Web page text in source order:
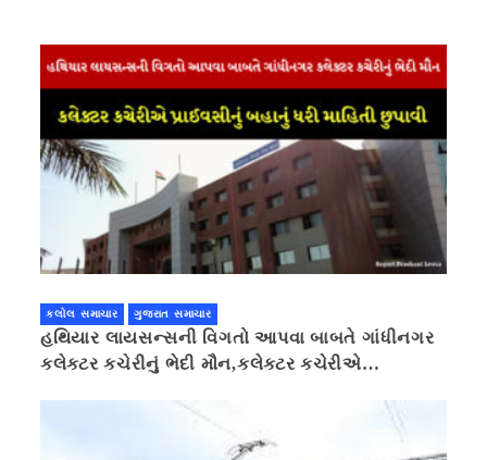
કલોલ સમાચાર ગુજરાત સમાચાર
હથિયાર લાયસન્સની વિગતો આપવા બાબતે ગાંધીનગર
કલેક્ટર કચેરીનું ભેદી મૌન,કલેક્ટર કચેરીએ